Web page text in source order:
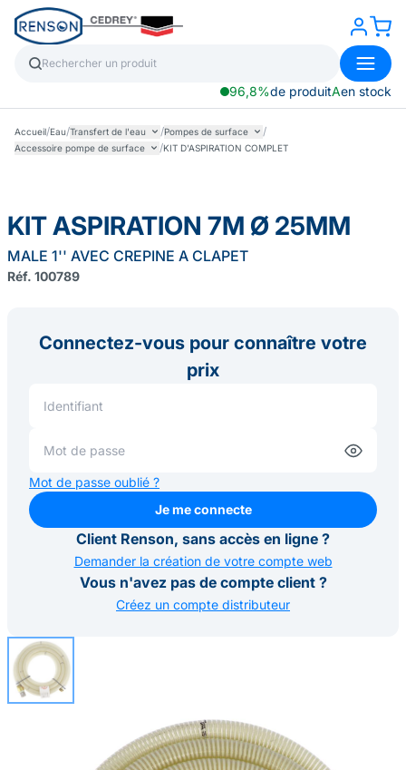
96,8%de produitAen stock
Accueil/Eau/Transfert de l'eau /Pompes de surface /
Accessoire pompe de surface /KIT D'ASPIRATION COMPLET
KIT ASPIRATION 7M Ø 25MM
MALE 1'' AVEC CREPINE A CLAPET
Réf. 100789
Connectez-vous pour connaître votre
prix
Mot de passe oublié ?
Je me connecte
Je me connecte
Client Renson, sans accès en ligne ?
Demander la création de votre compte web
Vous n'avez pas de compte client ?
Créez un compte distributeur